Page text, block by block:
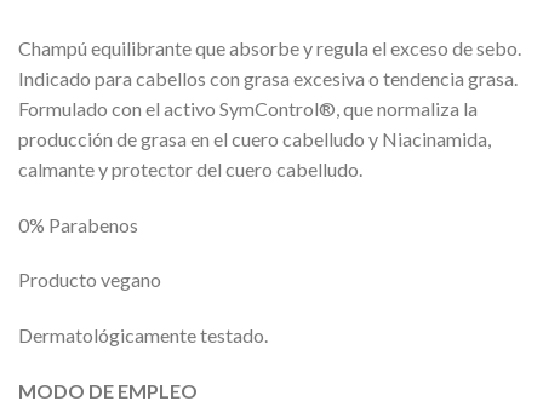
Champú equilibrante que absorbe y regula el exceso de sebo.
Indicado para cabellos con grasa excesiva o tendencia grasa.
Formulado con el activo SymControl®, que normaliza la
producción de grasa en el cuero cabelludo y Niacinamida,
calmante y protector del cuero cabelludo.
0% Parabenos
Producto vegano
Dermatológicamente testado.
MODO DE EMPLEO